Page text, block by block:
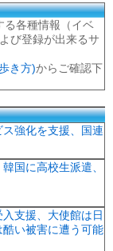
各種情報（イベ
び登録が出来るサ
き方)からご確認下
強化を支援、国連
国に高校生派遣、
支援、大使館は日
い被害に遭う可能